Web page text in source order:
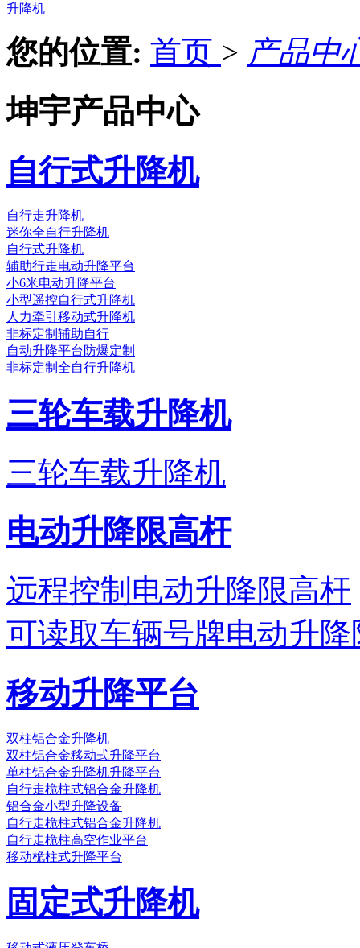
升降机
您的位置: 首页 > 产品中
坤宇产品中心
自行式升降机
自行走升降机
迷你全自行升降机
自行式升降机
辅助行走电动升降平台
小6米电动升降平台
小型遥控自行式升降机
人力牵引移动式升降机
非标定制辅助自行
自动升降平台防爆定制
非标定制全自行升降机
三轮车载升降机
三轮车载升降机
电动升降限高杆
远程控制电动升降限高杆
可读取车辆号牌电动升降
移动升降平台
双柱铝合金升降机
双柱铝合金移动式升降平台
单柱铝合金升降机升降平台
自行走桅柱式铝合金升降机
铝合金小型升降设备
自行走桅柱式铝合金升降机
自行走桅柱高空作业平台
移动桅柱式升降平台
固定式升降机